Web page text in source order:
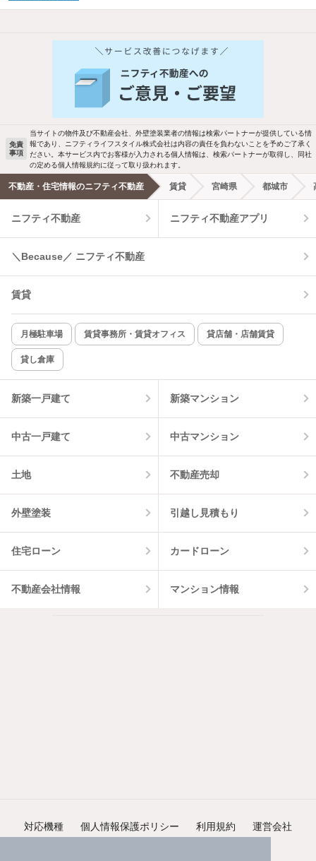
他の人はこんな条件で絞り込んでいます！
バス・トイレ別 2階以上
駐車場あり ペット相談
洗濯機置場あり 独立洗面台
エアコンあり 都市ガス
温水洗浄便座 オートロック
コンロ2口以上
新着のみ インターネット無料
該当件数:
2
免責
事項
当サイトの物件及び不動産会社、外壁塗装業者の情報は検索パートナーが提供している情
報であり、ニフティライフスタイル株式会社は内容の責任を負わないことを予めご了承く
ださい。本サービス内でお客様が入力される個人情報は、検索パートナーが取得し、同社
の定める個人情報規約に従って取り扱われます。
不動産・住宅情報のニフティ不動産 賃貸 宮崎県 都城市
ニフティ不動産 ニフティ不動産アプリ
＼Because／ ニフティ不動産
賃貸
月極駐車場 賃貸事務所・賃貸オフィス 貸店舗・店舗賃貸
貸し倉庫
新築一戸建て 新築マンション
中古一戸建て 中古マンション
土地 不動産売却
外壁塗装 引越し見積もり
住宅ローン カードローン
不動産会社情報 マンション情報
対応機種 個人情報保護ポリシー 利用規約 運営会社